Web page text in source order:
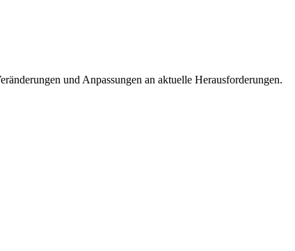
und Anpassungen an aktuelle Herausforderungen.